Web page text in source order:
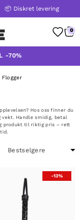
📦 Diskret levering
0
-70%
Flogger
Hos oss finner du
Handle smidig, betal
produkt til riktig pris – rett
-13%